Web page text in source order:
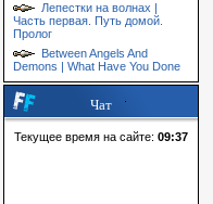
Лепестки на волнах |
Часть первая. Путь домой.
Пролог
Between Angels And
Demons | What Have You Done
Чат
Текущее время на сайте: 09:37